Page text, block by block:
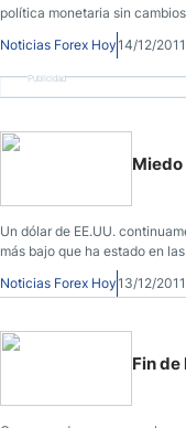
política monetaria sin
Noticias Forex Hoy14/12/
Publicidad
Un dólar de EE.UU.
más bajo que ha estado en
Noticias Forex Hoy13/12/
Fin